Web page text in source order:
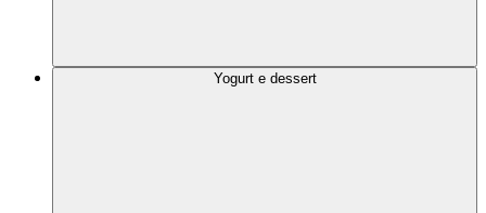
Yogurt e dessert